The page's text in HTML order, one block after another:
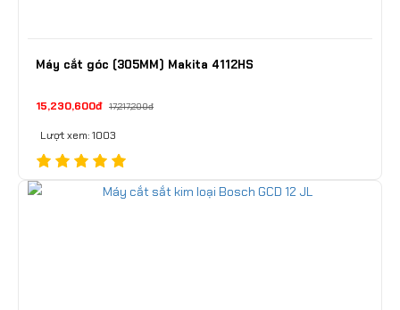
Máy cắt góc (305MM) Makita 4112HS
15,230,600đ 17,217,200đ
Lượt xem: 1003